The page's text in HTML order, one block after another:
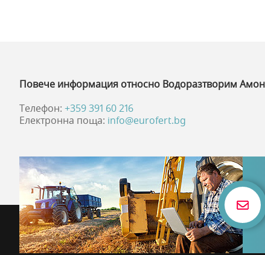
Повече информация относно Водоразтворим
Телефон: +359 391 60 216
Електронна поща: info@eurofert.bg